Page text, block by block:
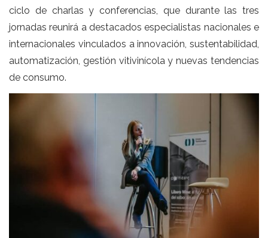
ciclo de charlas y conferencias, que durante las tres
jornadas reunirá a destacados especialistas nacionales e
internacionales vinculados a innovación, sustentabilidad,
automatización, gestión vitivinícola y nuevas tendencias
de consumo.